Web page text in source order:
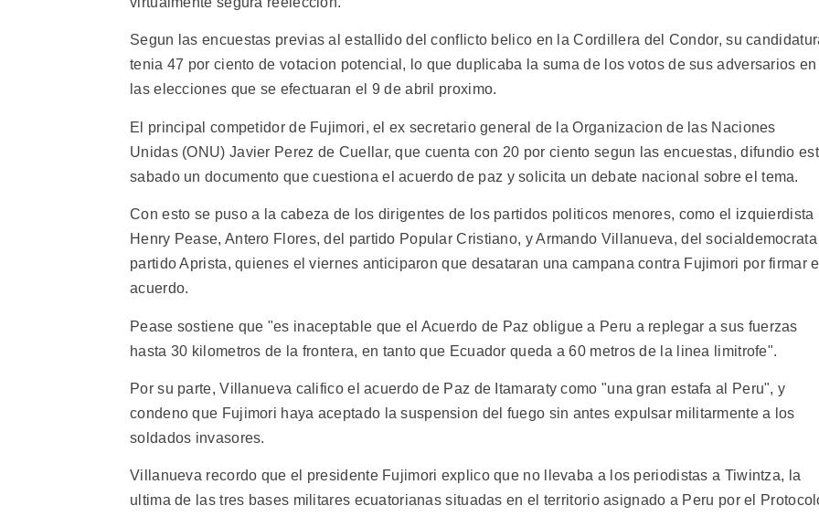
Segun las encuestas previas al estallido del conflicto belico en la Cordillera del Condor, su
tenia 47 por ciento de votacion potencial, lo que duplicaba la suma de los votos de sus adversarios en
las elecciones que se efectuaran el 9 de abril proximo.
El principal competidor de Fujimori, el ex secretario general de la Organizacion de las Naciones
Unidas (ONU) Javier Perez de Cuellar, que cuenta con 20 por ciento segun las encuestas, difundio
sabado un documento que cuestiona el acuerdo de paz y solicita un debate nacional sobre el tema.
Con esto se puso a la cabeza de los dirigentes de los partidos politicos menores, como el izquierdista
Henry Pease, Antero Flores, del partido Popular Cristiano, y Armando Villanueva, del socialdemocrata
partido Aprista, quienes el viernes anticiparon que desataran una campana contra Fujimori por firmar el
acuerdo.
Pease sostiene que "es inaceptable que el Acuerdo de Paz obligue a Peru a replegar a sus fuerzas
hasta 30 kilometros de la frontera, en tanto que Ecuador queda a 60 metros de la linea limitrofe".
Por su parte, Villanueva califico el acuerdo de Paz de Itamaraty como "una gran estafa al Peru", y
condeno que Fujimori haya aceptado la suspension del fuego sin antes expulsar militarmente a los
soldados invasores.
Villanueva recordo que el presidente Fujimori explico que no llevaba a los periodistas a Tiwintza, la
ultima de las tres bases militares ecuatorianas situadas en el territorio asignado a Peru por el